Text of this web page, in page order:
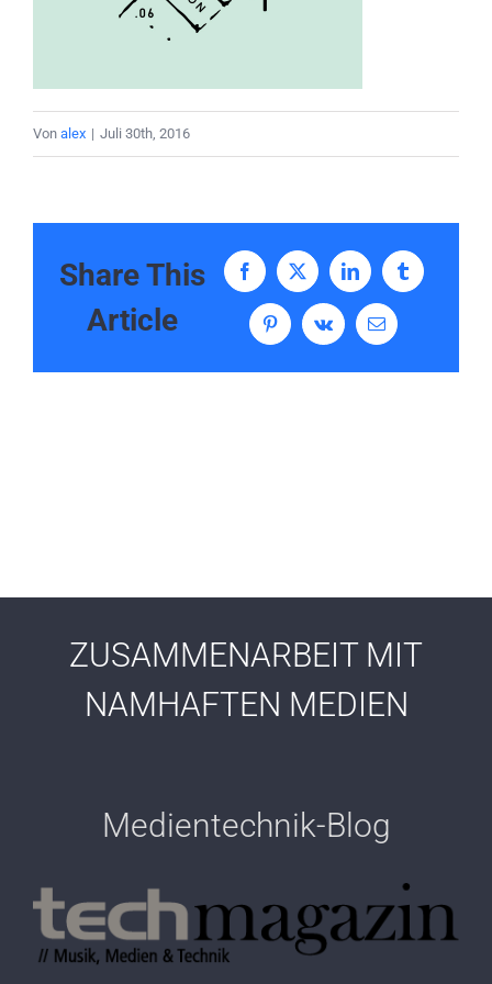
Von alex | Juli 30th, 2016
Share This
Article
Facebook
X LinkedIn Tumblr
PinterestVk
E-
Mail
ZUSAMMENARBEIT MIT
NAMHAFTEN MEDIEN
Medientechnik-Blog